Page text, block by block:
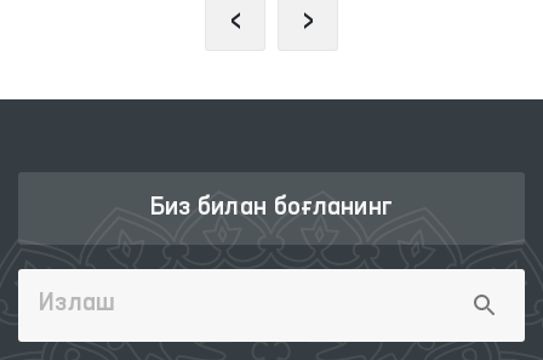
‹ ›
Биз билан боғланинг